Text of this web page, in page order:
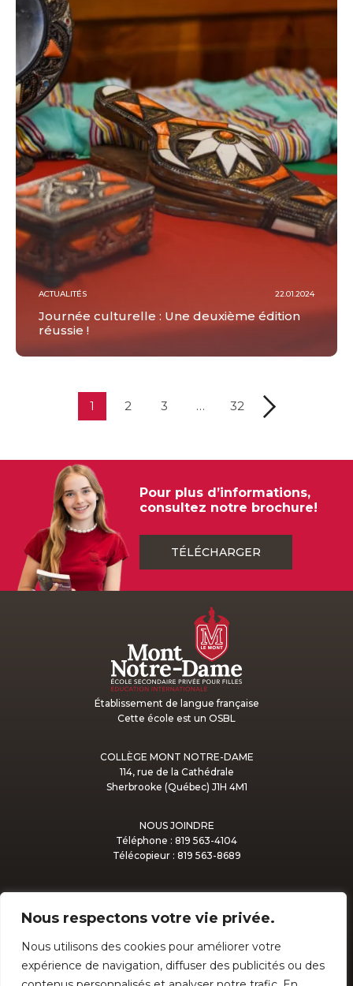
Nous respectons votre vie privée.
Nous utilisons des cookies pour améliorer votre
expérience de navigation, diffuser des publicités ou des
ACTUALITÉS 22.01.2024
Journée culturelle : Une deuxième édition
réussie !
1 2 3 … 32
Pour plus d’informations,
consultez notre brochure!
TÉLÉCHARGER
Établissement de langue française
Cette école est un OSBL
COLLÈGE MONT NOTRE-DAME
114, rue de la Cathédrale
Sherbrooke (Québec) J1H 4M1
NOUS JOINDRE
Téléphone : 819 563-4104
Télécopieur : 819 563-8689
ADMISSION